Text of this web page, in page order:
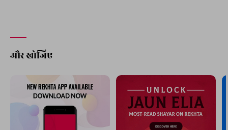
और खोजिए